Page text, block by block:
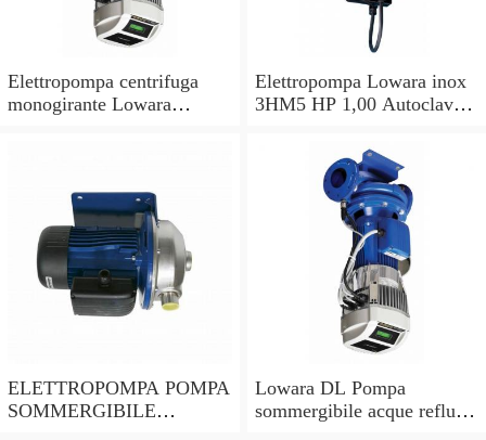
Elettropompa centrifuga
monogirante Lowara
Elettropompa Lowara inox
3HM5 HP 1,00 Autoclave
ELETTROPOMPA POMPA
SOMMERGIBILE
Lowara DL Pompa
sommergibile acque reflue